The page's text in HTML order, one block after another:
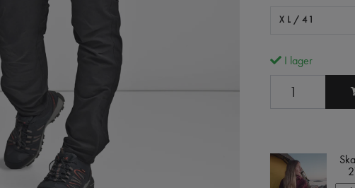
XL/41
I lager